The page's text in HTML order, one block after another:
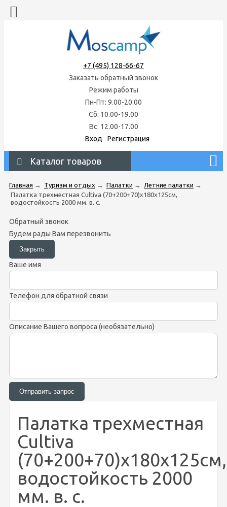
+7 (495) 128-66-67
Заказать обратный звонок
Режим работы
Пн-Пт: 9.00-20.00
Сб: 10.00-19.00
Вс: 12.00-17.00
Вход
Регистрация
Каталог товаров
Главная → Туризм и отдых → Палатки → Летние палатки →
Палатка трехместная Cultiva (70+200+70)х180х125см,
водостойкость 2000 мм. в. с.
Обратный звонок
Будем рады Вам перезвонить
Ваше имя
Телефон для обратной связи
Описание Вашего вопроса (необязательно)
Палатка трехместная
Cultiva
(70+200+70)х180х125см,
водостойкость 2000
мм. в. с.